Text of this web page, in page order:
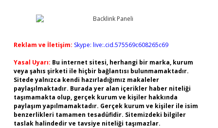
Reklam ve İletişim: Skype: live:.cid.575569c608265c69
Yasal Uyarı: Bu internet sitesi, herhangi bir marka, kurum
veya şahıs şirketi ile hiçbir bağlantısı bulunmamaktadır.
Sitede yalnızca kendi hazırladığımız makaleler
paylaşılmaktadır. Burada yer alan içerikler haber niteliği
taşımamakta olup, gerçek kurum ve kişiler hakkında
paylaşım yapılmamaktadır. Gerçek kurum ve kişiler ile isim
benzerlikleri tamamen tesadüfidir. Sitemizdeki bilgiler
taslak halindedir ve tavsiye niteliği taşımazlar.